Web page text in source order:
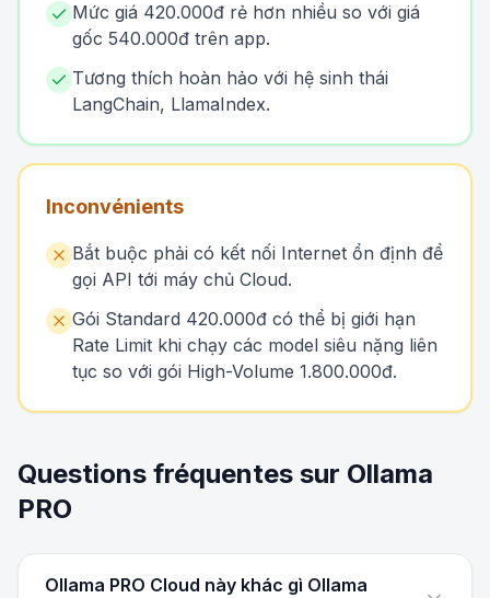
Mức giá 420.000đ rẻ hơn nhiều so với giá
gốc 540.000đ trên app.
Tương thích hoàn hảo với hệ sinh thái
LangChain, LlamaIndex.
Inconvénients
Bắt buộc phải có kết nối Internet ổn định để
gọi API tới máy chủ Cloud.
Gói Standard 420.000đ có thể bị giới hạn
Rate Limit khi chạy các model siêu nặng liên
tục so với gói High-Volume 1.800.000đ.
Questions fréquentes sur Ollama
PRO
Ollama PRO Cloud này khác gì Ollama